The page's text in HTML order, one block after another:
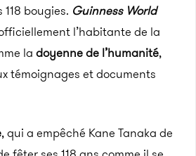
bougies. Guinness World
l’habitante de la
la doyenne de l’humanité,
témoignages et documents
, qui a empêché Kane Tanaka de